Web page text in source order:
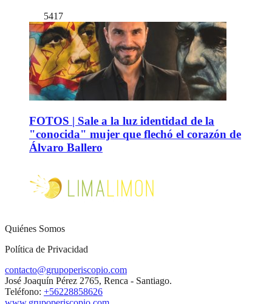
5417
FOTOS | Sale a la luz identidad de la
"conocida" mujer que flechó el corazón de
Álvaro Ballero
Quiénes Somos
Política de Privacidad
contacto@grupoperiscopio.com
José Joaquín Pérez 2765, Renca - Santiago.
Teléfono: +56228858626